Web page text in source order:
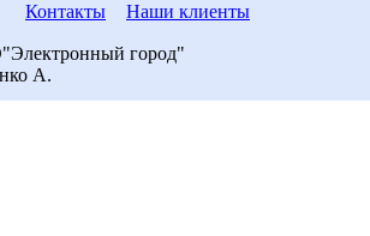
Контакты Наши клиенты
город"
А.